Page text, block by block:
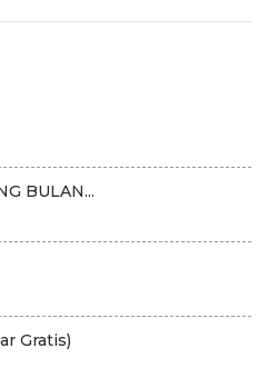
BULAN...
Gratis)